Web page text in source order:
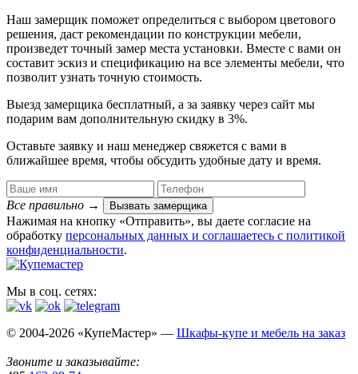
Наш замерщик поможет определиться с выбором цветового
решения, даст рекомендации по конструкции мебели,
произведет точный замер места установки. Вместе с вами он
составит эскиз и спецификацию на все элементы мебели, что
позволит узнать точную стоимость.
Выезд замерщика бесплатный, а за заявку через сайт мы
подарим вам дополнительную скидку в 3%.
Оставьте заявку и наш менеджер свяжется с вами в
ближайшее время, чтобы обсудить удобные дату и время.
Все правильно → Вызвать замерщика
Нажимая на кнопку «Отправить», вы даете согласие на
обработку персональных данных​ и соглашаетесь c политикой
конфиденциальности.
Мы в соц. сетях:
© 2004-2026 «КупеМастер» — Шкафы-купе и мебель на заказ
Звоните и заказывайте: